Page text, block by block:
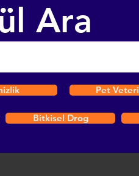
Ara
Pet
Bitkisel Drog